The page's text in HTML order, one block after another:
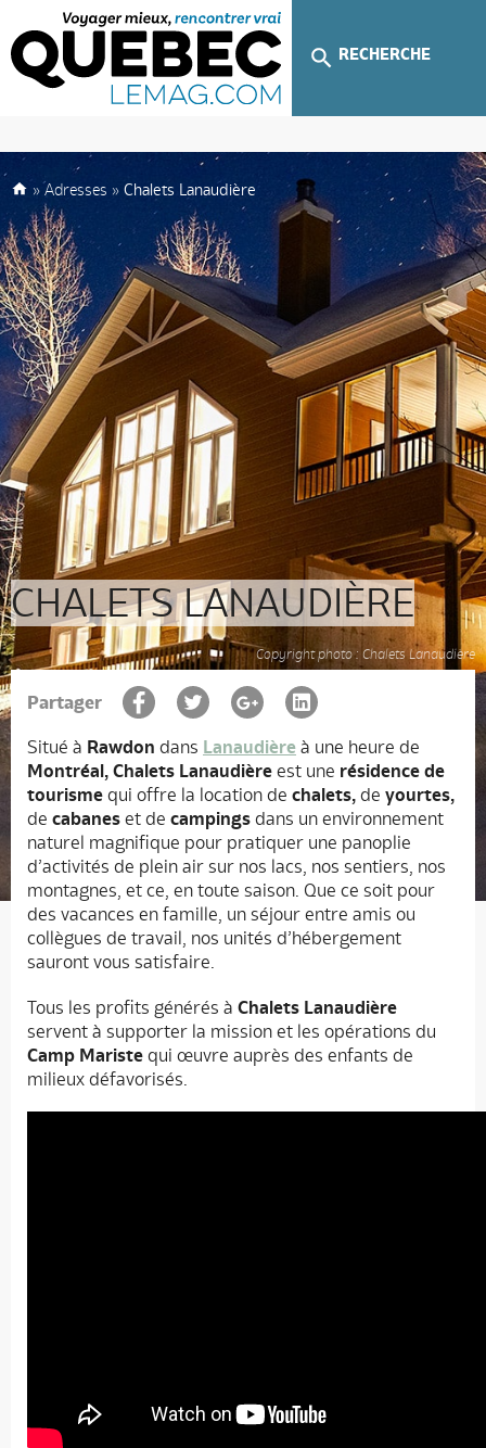
RECHERCHE
» Adresses » Chalets Lanaudière
CHALETS LANAUDIÈRE
Copyright photo : Chalets Lanaudière
Partager
Situé à Rawdon dans Lanaudière à une heure de
Montréal, Chalets Lanaudière est une résidence de
tourisme qui offre la location de chalets, de yourtes,
de cabanes et de campings dans un environnement
naturel magnifique pour pratiquer une panoplie
d’activités de plein air sur nos lacs, nos sentiers, nos
montagnes, et ce, en toute saison. Que ce soit pour
des vacances en famille, un séjour entre amis ou
collègues de travail, nos unités d’hébergement
sauront vous satisfaire.
Tous les profits générés à Chalets Lanaudière
servent à supporter la mission et les opérations du
Camp Mariste qui œuvre auprès des enfants de
milieux défavorisés.